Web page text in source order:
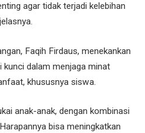
agar tidak terjadi kelebihan
Faqih Firdaus, menekankan
kunci dalam menjaga minat
khususnya siswa.
anak-anak, dengan kombinasi
bisa meningkatkan